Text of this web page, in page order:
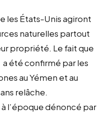
les États-Unis agiront
naturelles partout
propriété. Le fait que
a été confirmé par les
au Yémen et au
relâche.
l’époque dénoncé par